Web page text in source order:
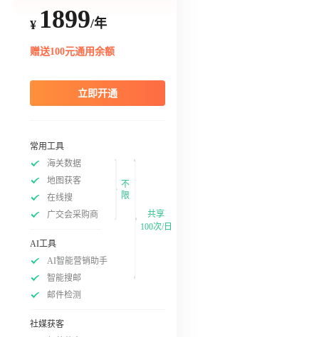
¥ 1899/年
赠送100元通用余额
立即开通
常用工具
海关数据
地图获客
在线搜
广交会采购商
不
限
AI工具
AI智能营销助手
智能搜邮
邮件检测
社媒获客
共享
100次/日